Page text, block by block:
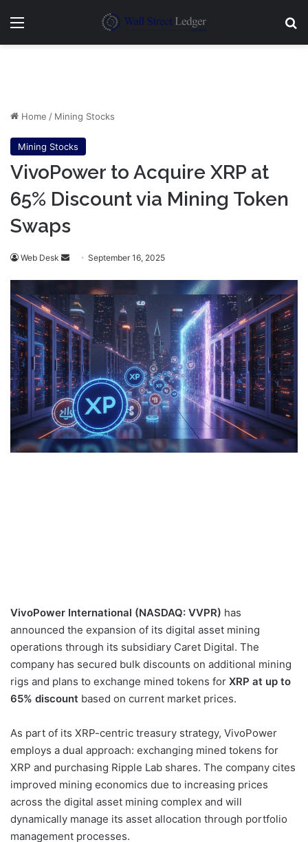
Menu
Home / Mining Stocks
Mining Stocks
VivoPower to Acquire XRP at
65% Discount via Mining Token
Swaps
Web Desk
Send September 16, 2025
VivoPower International (NASDAQ: VVPR) has
announced the expansion of its digital asset mining
operations through its subsidiary Caret Digital. The
company has secured bulk discounts on additional mining
rigs and plans to exchange mined tokens for XRP at up to
65% discount based on current market prices.
As part of its XRP-centric treasury strategy, VivoPower
employs a dual approach: exchanging mined tokens for
XRP and purchasing Ripple Lab shares. The company cites
improved mining economics due to increasing prices
across the digital asset mining complex and will
dynamically manage its asset allocation through portfolio
management processes.